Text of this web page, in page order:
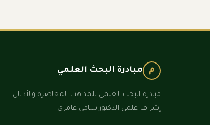
م مبادرة البحث العلمي
مبادرة البحث العلمي للمذاهب المعاصرة والأديان
إشراف علمي الدكتور سامي عامري